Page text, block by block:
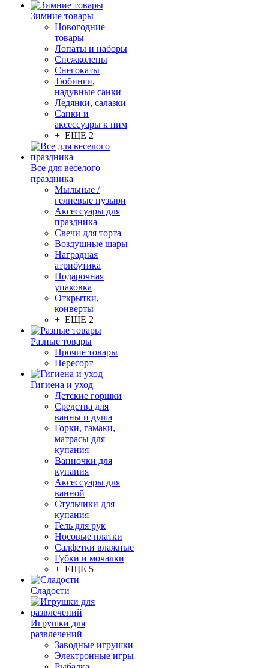
Зимние товары
Новогодние
товары
Лопаты и наборы
Снежколепы
Снегокаты
Тюбинги,
надувные санки
Ледянки, салазки
Санки и
аксессуары к ним
+ ЕЩЕ 2
Все для веселого
праздника
Мыльные /
гелиевые пузыри
Аксессуары для
праздника
Свечи для торта
Воздушные шары
Наградная
атрибутика
Подарочная
упаковка
Открытки,
конверты
+ ЕЩЕ 2
Разные товары
Прочие товары
Пересорт
Гигиена и уход
Детские горшки
Средства для
ванны и душа
Горки, гамаки,
матрасы для
купания
Ванночки для
купания
Аксессуары для
ванной
Стульчики для
купания
Гель для рук
Носовые платки
Салфетки влажные
Губки и мочалки
+ ЕЩЕ 5
Сладости
Игрушки для
развлечений
Заводные игрушки
Электронные игры